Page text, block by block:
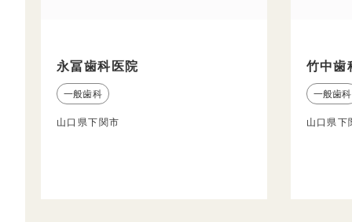
永冨歯科医院
一般歯科
山口県下関市
竹中歯
一般歯科
山口県下